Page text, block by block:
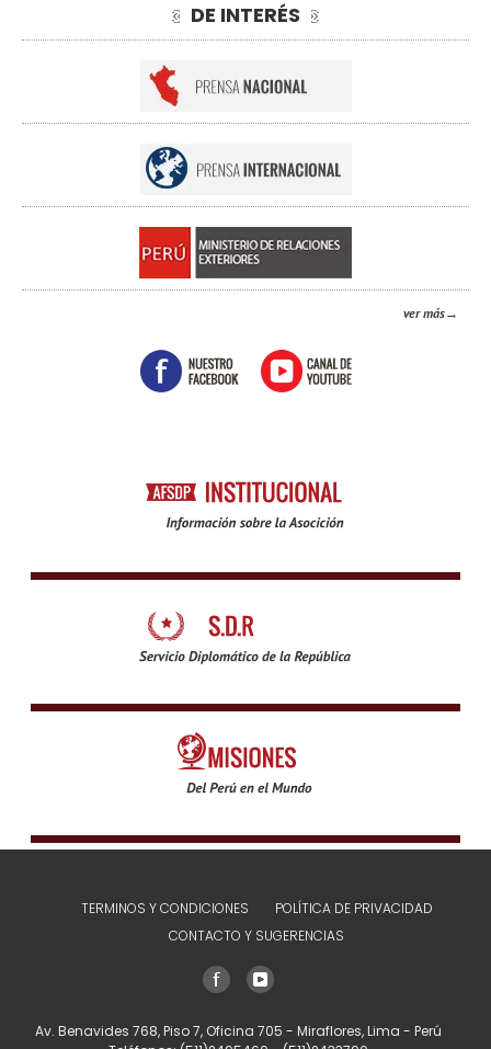
DE INTERÉS
ver más
TERMINOS Y CONDICIONES
POLÍTICA DE PRIVACIDAD
CONTACTO Y SUGERENCIAS
Av. Benavides 768, Piso 7, Oficina 705 - Miraflores, Lima - Perú